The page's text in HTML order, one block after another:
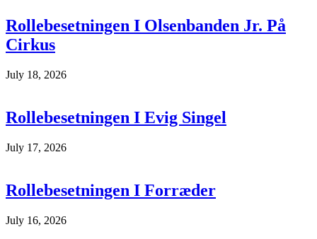
Rollebesetningen I Olsenbanden Jr. På
Cirkus
July 18, 2026
Rollebesetningen I Evig Singel
July 17, 2026
Rollebesetningen I Forræder
July 16, 2026